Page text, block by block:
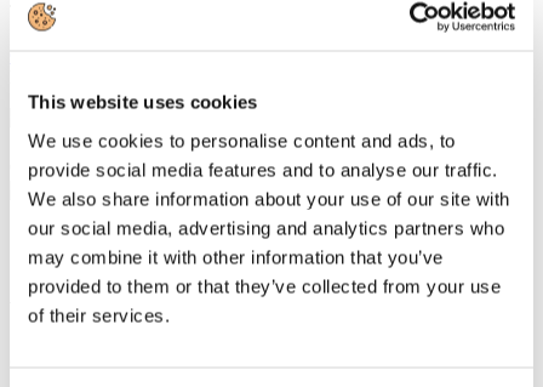
This website uses cookies
We use cookies to personalise content and ads, to
provide social media features and to analyse our traffic.
We also share information about your use of our site with
our social media, advertising and analytics partners who
may combine it with other information that you’ve
provided to them or that they’ve collected from your use
of their services.
Tel. +39 320 57 80 986
Email segreteria@federturismo.it
Cerca...
Assobalneari Italia: ingiusta la pronuncia
della Corte europea di giustizia sulle